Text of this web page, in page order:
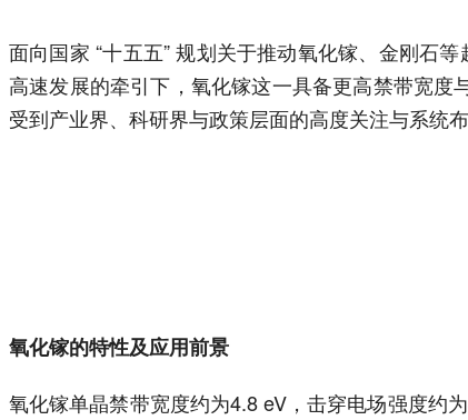
面向国家 “十五五” 规划关于推动氧化镓、金刚石
高速发展的牵引下，氧化镓这一具备更高禁带宽度
受到产业界、科研界与政策层面的高度关注与系统布
氧化镓的特性及应用前景
氧化镓单晶禁带宽度约为4.8 eV，击穿电场强度约